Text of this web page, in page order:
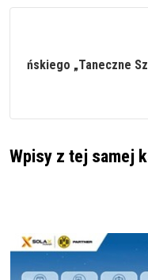
ńskiego „Taneczne
Wpisy z tej samej